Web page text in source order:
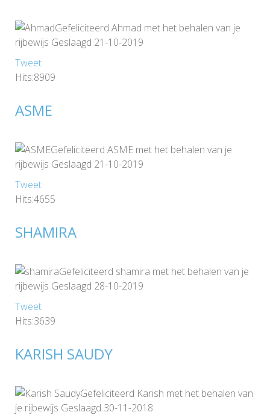
Gefeliciteerd Ahmad met het behalen van je
rijbewijs Geslaagd 21-10-2019
Tweet
Hits:8909
ASME
Gefeliciteerd ASME met het behalen van je
rijbewijs Geslaagd 21-10-2019
Tweet
Hits:4655
SHAMIRA
Gefeliciteerd shamira met het behalen van je
rijbewijs Geslaagd 28-10-2019
Tweet
Hits:3639
KARISH SAUDY
Gefeliciteerd Karish met het behalen van
je rijbewijs Geslaagd 30-11-2018